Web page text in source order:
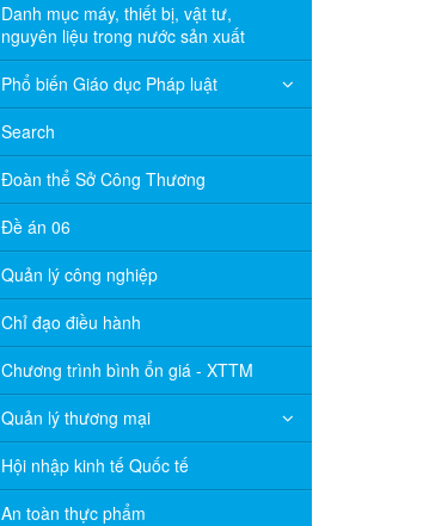
Danh mục máy, thiết bị, vật tư,
nguyên liệu trong nước sản xuất
Phổ biến Giáo dục Pháp luật
Search
Đoàn thể Sở Công Thương
Đề án 06
Quản lý công nghiệp
Chỉ đạo điều hành
Chương trình bình ổn giá - XTTM
Quản lý thương mại
Hội nhập kinh tế Quốc tế
An toàn thực phẩm